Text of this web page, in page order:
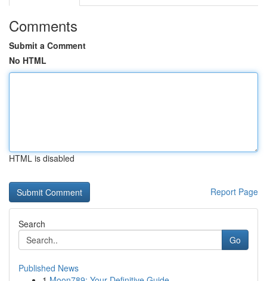
Comments
Submit a Comment
No HTML
HTML is disabled
Report Page
Search
Go
Published News